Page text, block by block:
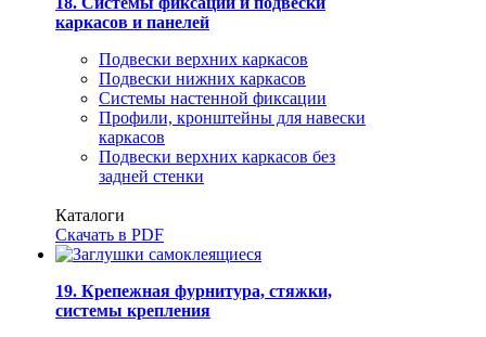
каркасов и панелей
Подвески верхних каркасов
Подвески нижних каркасов
Системы настенной фиксации
Профили, кронштейны для навески
каркасов
Подвески верхних каркасов без
задней стенки
Каталоги
Скачать в PDF
19. Крепежная фурнитура, стяжки,
системы крепления